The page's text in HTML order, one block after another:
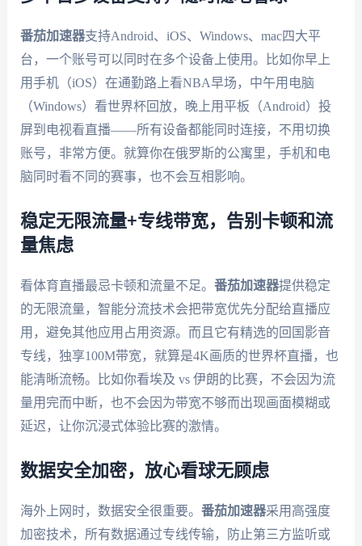
番茄加速器支持Android、iOS、Windows、mac四大平
台，一个账号可以同时在多个设备上使用。比如你早上
用手机（iOS）在通勤路上看NBA早场，中午用电脑
（Windows）看世界杯回放，晚上用平板（Android）投
屏到电视看直播——所有设备都能同时连接，不用切换
账号，非常方便。就算你在俄罗斯的公寓里，手机和电
脑同时看不同的赛事，也不会互相影响。
稳定无限流量+专线带宽，告别卡顿和流
量焦虑
看体育直播最忌卡顿和流量不足。 番茄加速器提供稳定
的无限流量，智能分流技术会把带宽优先分配给直播应
用，避免其他应用占用资源。而且它有精选的回国影音
专线，独享100M带宽，就算是4K画质的世界杯直播，也
能清晰流畅。比如你看埃及 vs 伊朗的比赛，不会因为流
量用完而中断，也不会因为带宽不够而出现画面模糊或
延迟，让你沉浸式体验比赛的激情。
数据安全加密，放心看球无顾虑
海外上网时，数据安全很重要。 番茄加速器采用高强度
加密技术，所有数据通过专线传输，防止第三方监听或